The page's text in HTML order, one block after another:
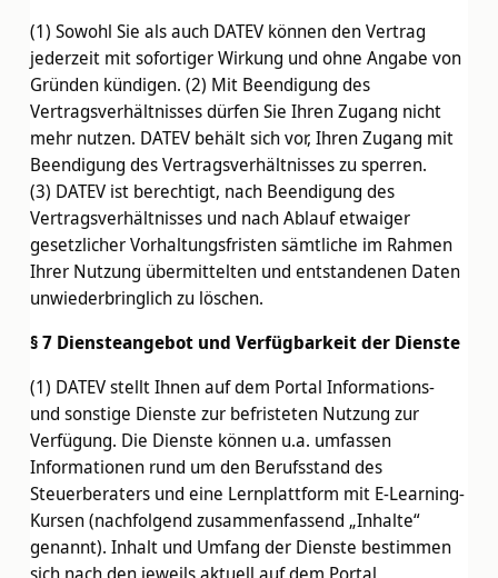
(1) Sowohl Sie als auch DATEV können den Vertrag
jederzeit mit sofortiger Wirkung und ohne Angabe von
Gründen kündigen. (2) Mit Beendigung des
Vertragsverhältnisses dürfen Sie Ihren Zugang nicht
mehr nutzen. DATEV behält sich vor, Ihren Zugang mit
Beendigung des Vertragsverhältnisses zu sperren.
(3) DATEV ist berechtigt, nach Beendigung des
Vertragsverhältnisses und nach Ablauf etwaiger
gesetzlicher Vorhaltungsfristen sämtliche im Rahmen
Ihrer Nutzung übermittelten und entstandenen Daten
unwiederbringlich zu löschen.
§ 7 Diensteangebot und Verfügbarkeit der Dienste
(1) DATEV stellt Ihnen auf dem Portal Informations-
und sonstige Dienste zur befristeten Nutzung zur
Verfügung. Die Dienste können u.a. umfassen
Informationen rund um den Berufsstand des
Steuerberaters und eine Lernplattform mit E-Learning-
Kursen (nachfolgend zusammenfassend „Inhalte“
genannt). Inhalt und Umfang der Dienste bestimmen